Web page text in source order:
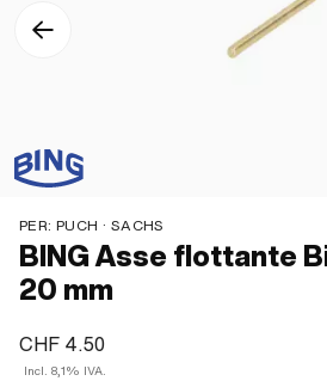
PER: PUCH · SACHS
BING Asse flottante
20 mm
CHF 4.50
Incl. 8,1% IVA.